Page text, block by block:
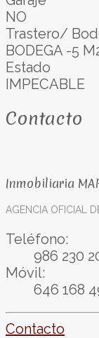
NO
Trastero/
BODEGA -5
Estado
IMPECABLE
Contacto
Inmobiliaria
AGENCIA OFICIAL
Teléfono:
986 230
Móvil:
646 168
Contacto